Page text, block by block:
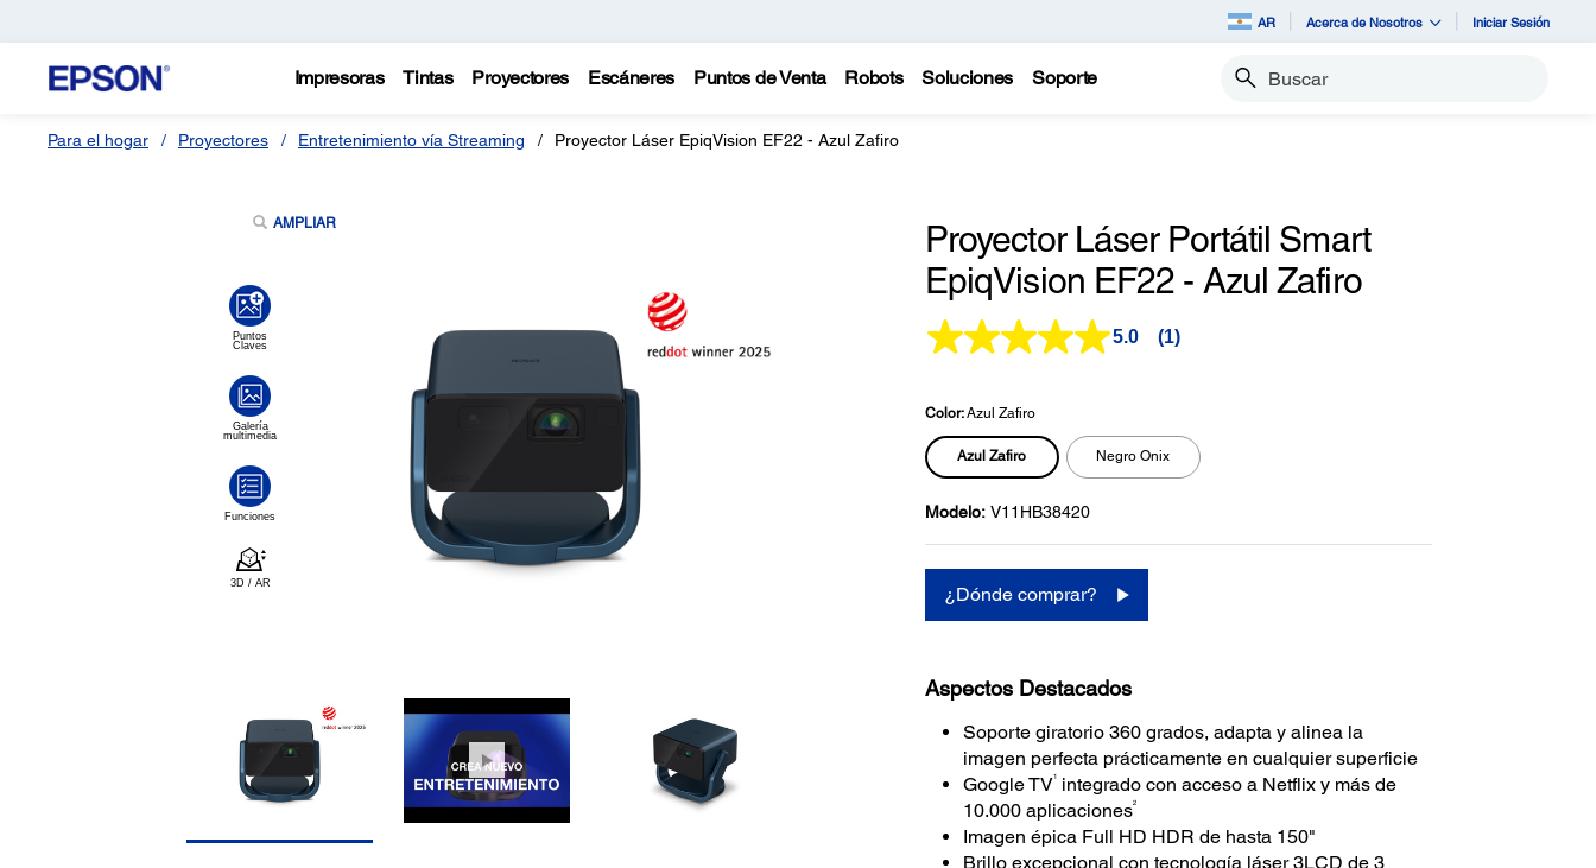
AR Acerca de Nosotros Iniciar Sesión
Impresoras Tintas Proyectores Escáneres Puntos de Venta Robots Soluciones Soporte Buscar
Para el hogar Proyectores Entretenimiento vía Streaming Proyector Láser EpiqVision EF22 - Azul Zafiro
AMPLIAR
Proyector Láser Portátil Smart
EpiqVision EF22 - Azul Zafiro
5.0
Lea
la
misma
página.
(1)
Color:Azul Zafiro
Azul Zafiro Negro Onix
Modelo: V11HB38420
¿Dónde comprar?
Aspectos Destacados
Soporte giratorio 360 grados, adapta y alinea la
imagen perfecta prácticamente en cualquier superficie
Google TV1integrado con acceso a Netflix y más de
10.000 aplicaciones2
Imagen épica Full HD HDR de hasta 150"
Brillo excepcional con tecnología láser 3LCD de 3